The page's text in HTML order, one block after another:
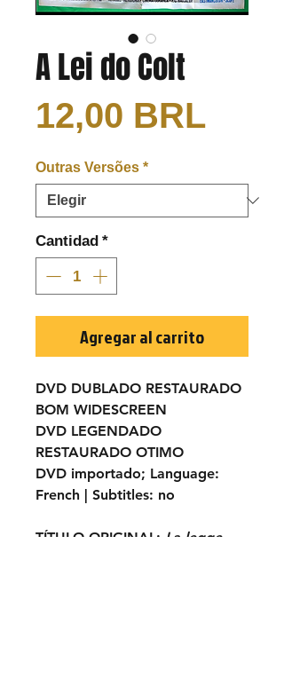
A Lei do Colt
12,00 BRL
Outras Versões *
Cantidad *
Agregar al carrito
DVD DUBLADO RESTAURADO
BOM WIDESCREEN
DVD LEGENDADO
RESTAURADO OTIMO
DVD importado; Language:
French | Subtitles: no
TÍTULO ORIGINAL: La legge